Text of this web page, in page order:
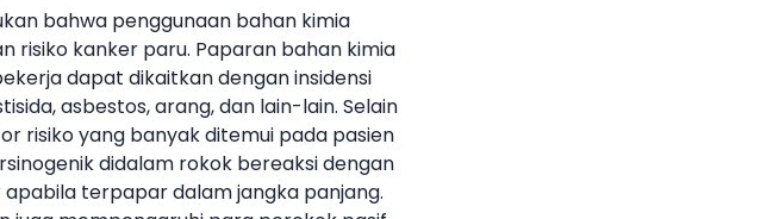
bahwa penggunaan bahan kimia
risiko kanker paru. Paparan bahan kimia
dapat dikaitkan dengan insidensi
asbestos, arang, dan lain-lain. Selain
risiko yang banyak ditemui pada pasien
didalam rokok bereaksi dengan
terpapar dalam jangka panjang.